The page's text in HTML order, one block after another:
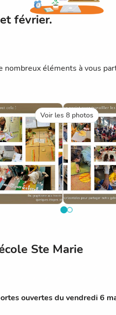
février.
nombreux éléments à vous
Voir les 8 photos
Ste Marie
ouvertes du vendredi 6